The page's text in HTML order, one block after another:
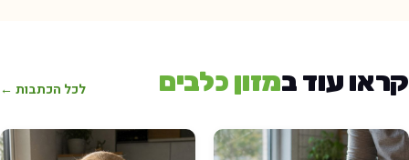
עוד במזון כלבים לכל הכתבות ←